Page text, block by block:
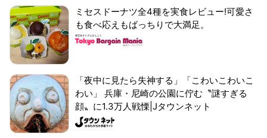
ミセスドーナツ全4種を実食レビュー!可愛さ
も食べ応えもばっちりで大満足。
「夜中に見たら失神する」「こわいこわいこ
わい」 兵庫・尼崎の公園に佇む〝謎すぎる
顔〟に1.3万人戦慄|Jタウンネット